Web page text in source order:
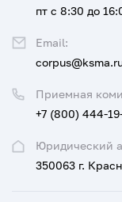
Юридический
350063 г.
Приемная
+7 (800) 444-
пт с 8:30 до
Email: